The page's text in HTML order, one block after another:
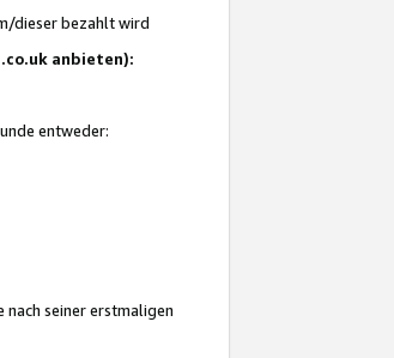
dieser bezahlt wird
anbieten):
entweder:
seiner erstmaligen